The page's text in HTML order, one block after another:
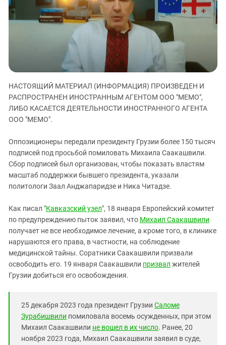
ЗАСТАВЛЯЕТ
КАВКАЗ ЗА ПАЛЕСТИНУ
ИНАКОМЫСЛИЕ В ЧЕЧНЕ
ПРЕСЛЕДОВАНИЕ АКТИВИСТОВ
МОБИЛИЗАЦИЯ И ПРОТЕСТЫ
Дагестан
Ингушетия
Кабардино-Балкария
Карачаево-Черкесия
Краснодарский край
Российская Федерация
Северная Осетия - Алания
СКФО
Ставропольский край
Южная Осетия
Южный Кавказ
ЮФО
НАСТОЯЩИЙ МАТЕРИАЛ (ИНФОРМАЦИЯ) ПРОИЗВЕДЕН И
РАСПРОСТРАНЕН ИНОСТРАННЫМ АГЕНТОМ ООО "МЕМО",
ЛИБО КАСАЕТСЯ ДЕЯТЕЛЬНОСТИ ИНОСТРАННОГО АГЕНТА
ООО "МЕМО".
Оппозиционеры передали президенту Грузии более 150 тысяч
подписей под просьбой помиловать Михаила Саакашвили.
Сбор подписей был организован, чтобы показать властям
масштаб поддержки бывшего президента, указали
политологи Заал Анджапаридзе и Ника Читадзе.
Как писал "Кавказский узел", 18 января Европейский комитет
по предупреждению пыток заявил, что Михаил Саакашвили
получает не все необходимое лечение, а кроме того, в клинике
нарушаются его права, в частности, на соблюдение
медицинской тайны. Соратники Саакашвили призвали
освободить его. 19 января Саакашвили призвал жителей
Грузии добиться его освобождения.
25 декабря 2023 года президент Грузии Саломе
Зурабишвили помиловала восемь осужденных, при этом
Михаил Саакашвили не вошел в их число. Ранее, 20
ноября 2023 года, Михаил Саакашвили заявил в суде,